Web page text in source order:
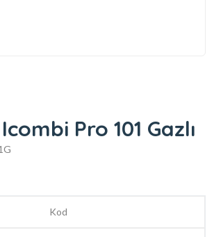
Pro 101 Gazlı
Kod